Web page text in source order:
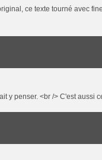
ce texte tourné avec
y penser. <br /> C'est aussi